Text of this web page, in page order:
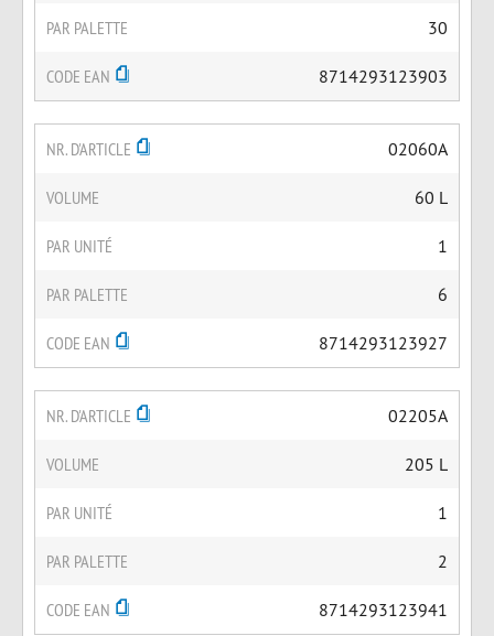
PAR PALETTE 30
CODE EAN 8714293123903
NR. D'ARTICLE 02060A
VOLUME 60 L
PAR UNITÉ 1
PAR PALETTE 6
CODE EAN 8714293123927
NR. D'ARTICLE 02205A
VOLUME 205 L
PAR UNITÉ 1
PAR PALETTE 2
CODE EAN 8714293123941